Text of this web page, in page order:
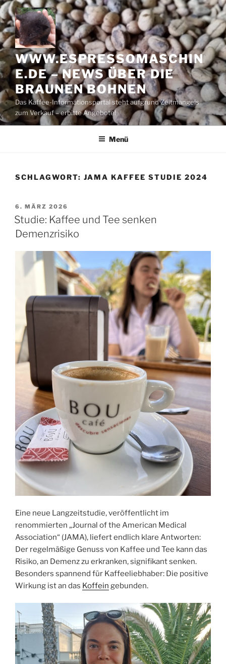
Zum
Inhalt
springen
WWW.ESPRESSOMASCHIN
E.DE – NEWS ÜBER DIE
BRAUNEN BOHNEN
Das Kaffee-Informationsportal steht aufgrund Zeitmangels
zum Verkauf – erbitte Angebote!
Menü
SCHLAGWORT: JAMA KAFFEE STUDIE 2024
VERÖFFENTLICHT
AM
6. MÄRZ 2026
Studie: Kaffee und Tee senken
Demenzrisiko
Eine neue Langzeitstudie, veröffentlicht im
renommierten „Journal of the American Medical
Association“ (JAMA), liefert endlich klare Antworten:
Der regelmäßige Genuss von Kaffee und Tee kann das
Risiko, an Demenz zu erkranken, signifikant senken.
Besonders spannend für Kaffeeliebhaber: Die positive
Wirkung ist an das Koffein gebunden.